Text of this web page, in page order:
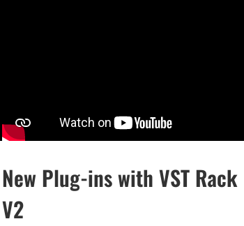
New Plug-ins with VST Rack
V2